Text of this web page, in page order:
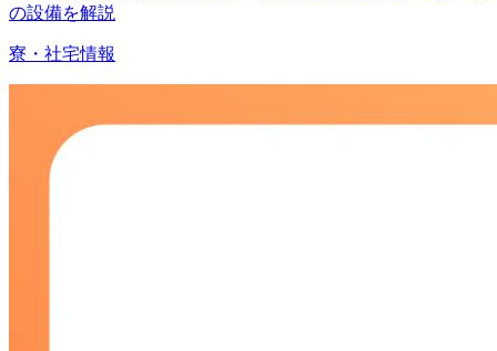
の設備を解説
寮・社宅情報